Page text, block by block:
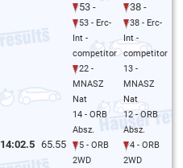
14:02.5 65.55
53 -
53 - Erc-
Int -
competitor
22 -
MNASZ
Nat
14 - ORB
Absz.
5 - ORB
2WD
38 -
38 - Erc-
Int -
competitor
13 -
MNASZ
Nat
12 - ORB
Absz.
4 - ORB
2WD